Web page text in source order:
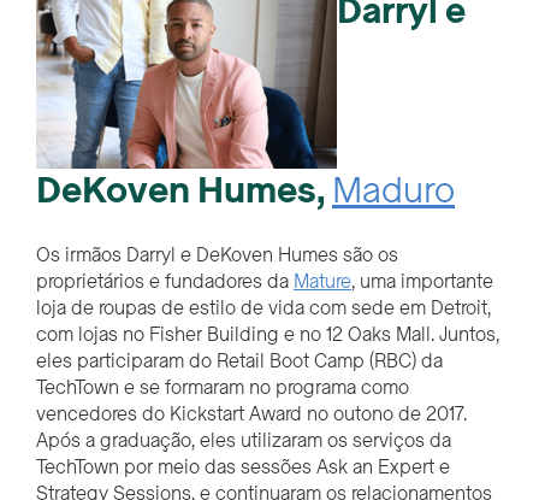
Darryl e
DeKoven Humes, Maduro
Os irmãos Darryl e DeKoven Humes são os
proprietários e fundadores da Mature, uma importante
loja de roupas de estilo de vida com sede em Detroit,
com lojas no Fisher Building e no 12 Oaks Mall. Juntos,
eles participaram do Retail Boot Camp (RBC) da
TechTown e se formaram no programa como
vencedores do Kickstart Award no outono de 2017.
Após a graduação, eles utilizaram os serviços da
TechTown por meio das sessões Ask an Expert e
Strategy Sessions, e continuaram os relacionamentos